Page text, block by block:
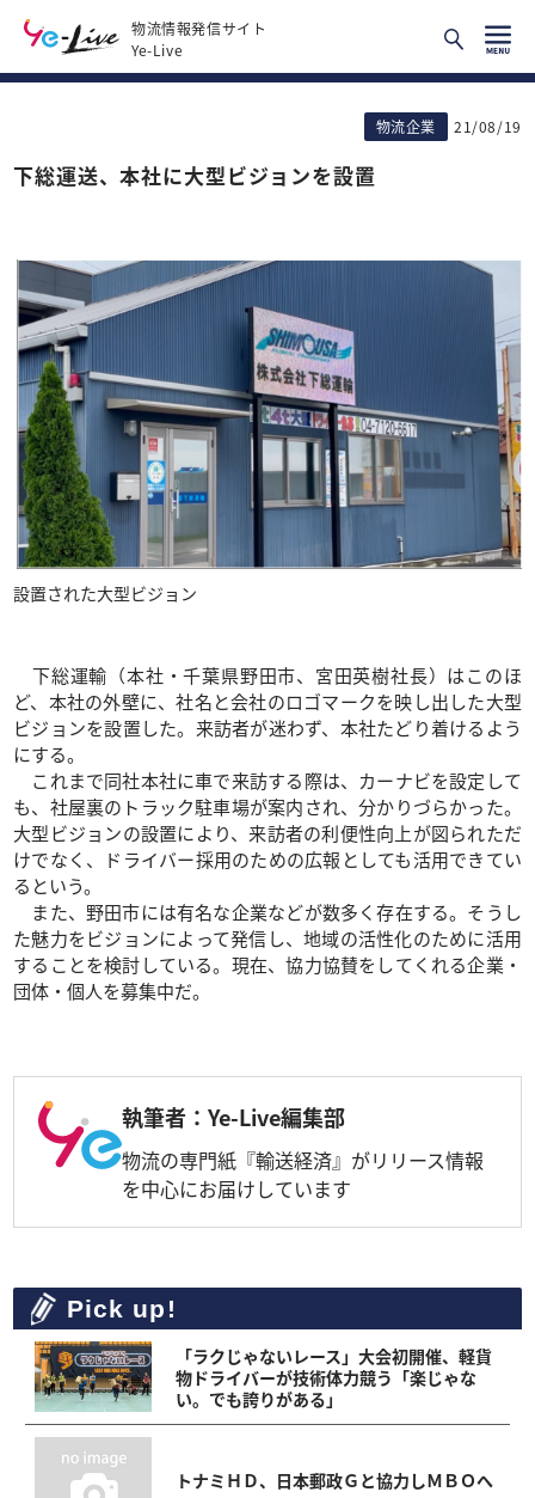
物流情報発信サイト
Ye-Live
物流企業 21/08/19
下総運送、本社に大型ビジョンを設置
設置された大型ビジョン
下総運輸（本社・千葉県野田市、宮田英樹社長）はこのほ
ど、本社の外壁に、社名と会社のロゴマークを映し出した大型
ビジョンを設置した。来訪者が迷わず、本社たどり着けるよう
にする。
これまで同社本社に車で来訪する際は、カーナビを設定して
も、社屋裏のトラック駐車場が案内され、分かりづらかった。
大型ビジョンの設置により、来訪者の利便性向上が図られただ
けでなく、ドライバー採用のための広報としても活用できてい
るという。
また、野田市には有名な企業などが数多く存在する。そうし
た魅力をビジョンによって発信し、地域の活性化のために活用
することを検討している。現在、協力協賛をしてくれる企業・
団体・個人を募集中だ。
執筆者：Ye-Live編集部
物流の専門紙『輸送経済』がリリース情報
を中心にお届けしています
Pick up!
「ラクじゃないレース」大会初開催、軽貨
物ドライバーが技術体力競う「楽じゃな
い。でも誇りがある」
トナミＨＤ、日本郵政Ｇと協力しＭＢＯへ